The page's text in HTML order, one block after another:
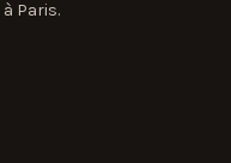
à Paris.